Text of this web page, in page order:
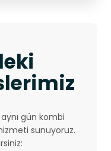
gün kombi
sunuyoruz.